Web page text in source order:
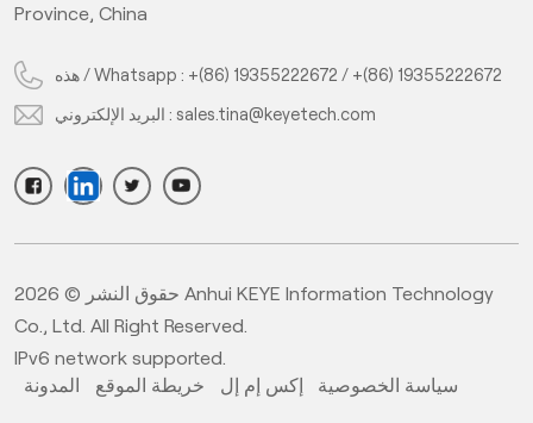
standard products. Under AI deep learning algorithm, the
speed air valves online, it can also automatically counts
improving production efficiency and ensuring product
Province, China
هذه / Whatsapp : +(86) 19355222672 / +(86) 19355222672
البريد الإلكتروني :sales.tina@keyetech.com
حقوق النشر © 2026 Anhui KEYE Information Technology
Co., Ltd. All Right Reserved.
IPv6 network supported.
المدونة
خريطة الموقع إكس إم إل سياسة الخصوصية